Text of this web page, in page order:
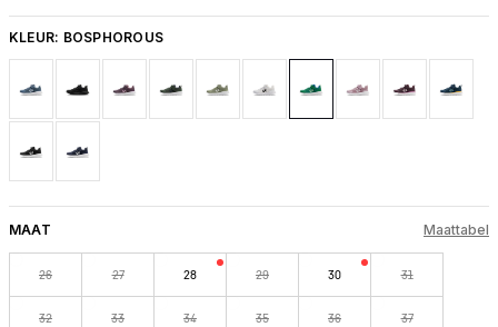
KLEUR: BOSPHOROUS
MAAT Maattabel
26 27 28 29 30 31
32 33 34 35 36 37